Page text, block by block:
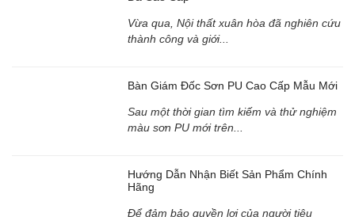
Vừa qua, Nội thất xuân hòa đã nghiên cứu
thành công và giới...
Bàn Giám Đốc Sơn PU Cao Cấp Mẫu Mới
Sau một thời gian tìm kiếm và thử nghiệm
màu sơn PU mới trên...
Hướng Dẫn Nhận Biết Sản Phẩm Chính
Hãng
Để đảm bảo quyền lợi của người tiêu